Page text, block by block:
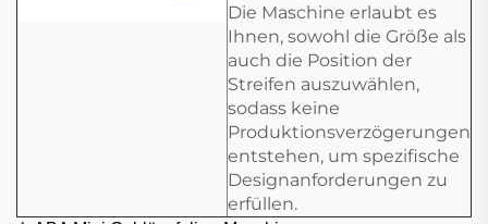
Die Maschine erlaubt es
Ihnen, sowohl die Größe als
auch die Position der
Streifen auszuwählen,
sodass keine
Produktionsverzögerungen
entstehen, um spezifische
Designanforderungen zu
erfüllen.